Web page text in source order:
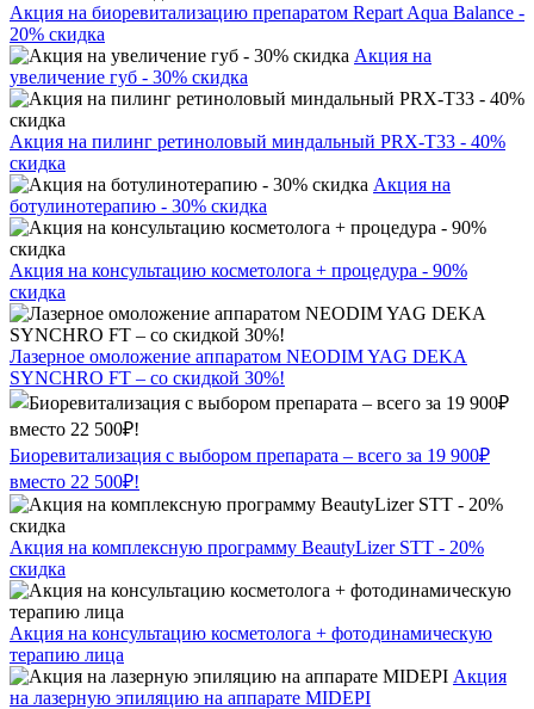
Акция на биоревитализацию препаратом Repart Aqua Balance -
20% скидка
Акция на
увеличение губ - 30% скидка
Акция на пилинг ретиноловый миндальный PRX-T33 - 40%
скидка
Акция на
ботулинотерапию - 30% скидка
Акция на консультацию косметолога + процедура - 90%
скидка
Лазерное омоложение аппаратом NEODIM YAG DEKA
SYNCHRO FT – со скидкой 30%!
Биоревитализация с выбором препарата – всего за 19 900₽
вместо 22 500₽!
Акция на комплексную программу BeautyLizer STT - 20%
скидка
Акция на консультацию косметолога + фотодинамическую
терапию лица
Акция
на лазерную эпиляцию на аппарате MIDEPI